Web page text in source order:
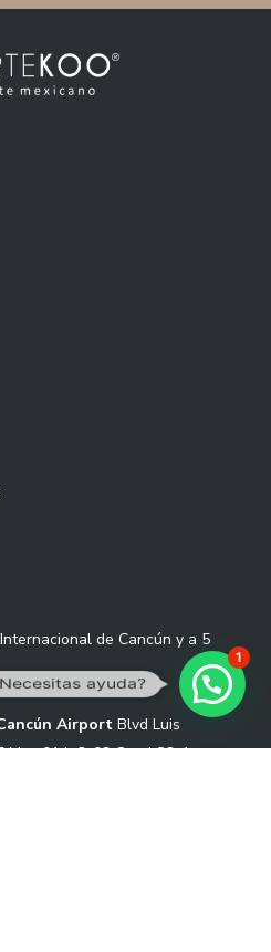
de Cancún y a 5
Airport Blvd Luis
Mza 01 L-3-02 Cond S2-1,
ayuda?
1